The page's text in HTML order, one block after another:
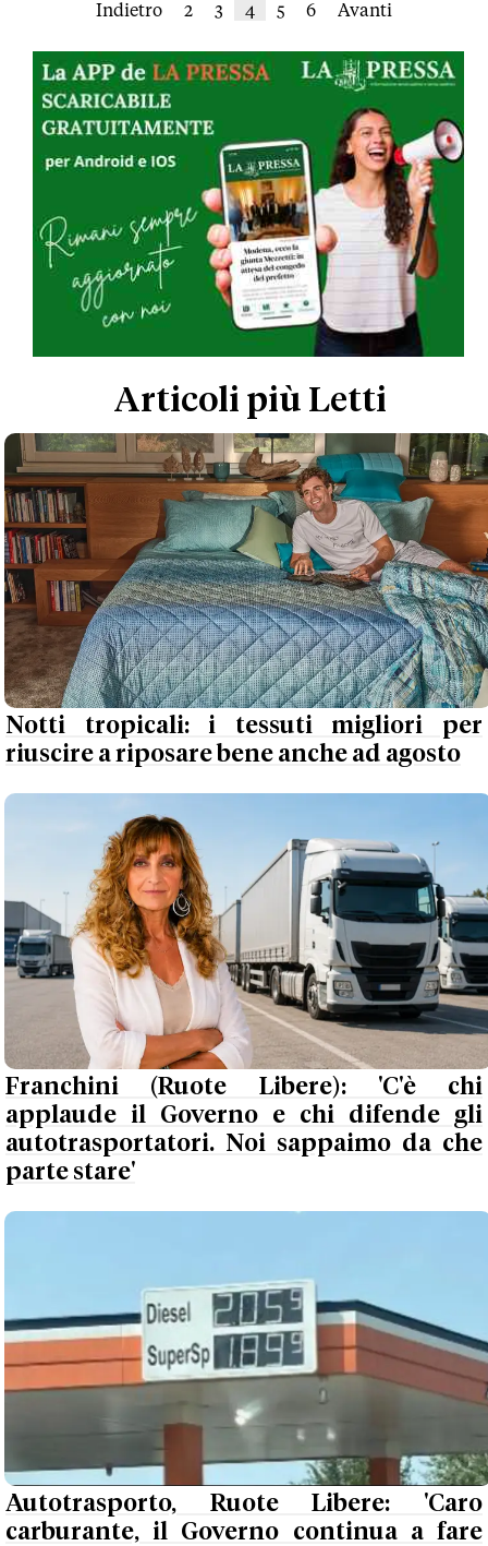
Indietro 2 3 4 5 6 Avanti
Articoli più Letti
Notti tropicali: i tessuti migliori per
riuscire a riposare bene anche ad agosto
Franchini (Ruote Libere): 'C'è chi
applaude il Governo e chi difende gli
autotrasportatori. Noi sappaimo da che
parte stare'
Autotrasporto, Ruote Libere: 'Caro
carburante, il Governo continua a fare